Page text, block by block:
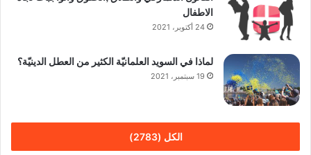
الاطفال
24 أكتوبر، 2021
لماذا في السويد العلمانيّة الكثير من العطل الدينيّة؟
19 سبتمبر، 2021
الكل (2783)